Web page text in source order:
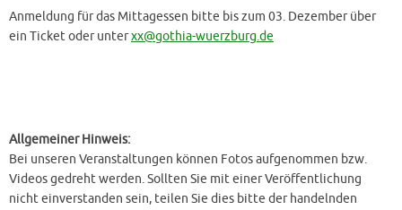
Anmeldung für das Mittagessen bitte bis zum 03. Dezember über
ein Ticket oder unterxx@gothia-wuerzburg.de
Allgemeiner Hinweis:
Bei unseren Veranstaltungen können Fotos aufgenommen bzw.
Videos gedreht werden. Sollten Sie mit einer Veröffentlichung
nicht einverstanden sein, teilen Sie dies bitte der handelnden